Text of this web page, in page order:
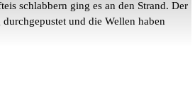
schlabbern ging es an den Strand. Der
und die Wellen haben